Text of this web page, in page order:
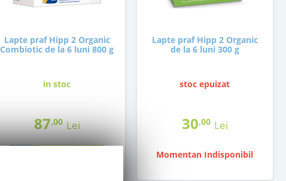
Lapte praf Hipp 2 Organic
Combiotic de la 6 luni 800 g
in stoc
87,00 Lei
Lapte praf Hipp 2 Organic
de la 6 luni 300 g
stoc epuizat
30,00 Lei
Momentan Indisponibil